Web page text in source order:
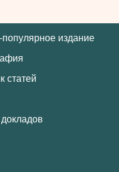
популярное издание
статей